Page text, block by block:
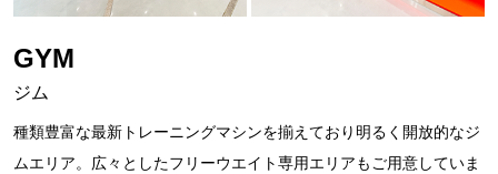
GYM
ジム
種類豊富な最新トレーニングマシンを揃えており明るく開放的なジ
ムエリア。広々としたフリーウエイト専用エリアもご用意していま